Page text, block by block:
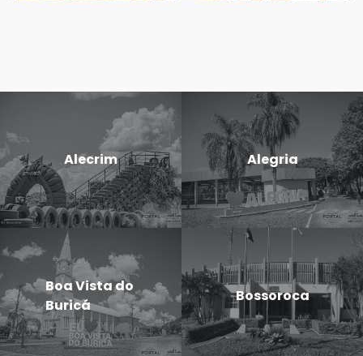
Alecrim Alegria
Boa Vista do
Buricá
Bossoroca